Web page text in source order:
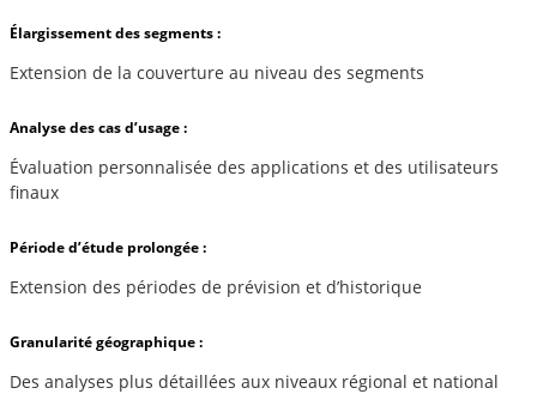
Élargissement des segments :
Extension de la couverture au niveau des segments
Analyse des cas d’usage :
Évaluation personnalisée des applications et des utilisateurs
finaux
Période d’étude prolongée :
Extension des périodes de prévision et d’historique
Granularité géographique :
Des analyses plus détaillées aux niveaux régional et national